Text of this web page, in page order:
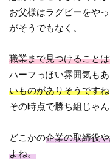
お父様はラグビーをや
がそうでもなく。
職業まで見つけること
ハーフっぽい雰囲気も
いものがありそうですね
その時点で勝ち組じゃ
どこかの企業の取締役
よね。